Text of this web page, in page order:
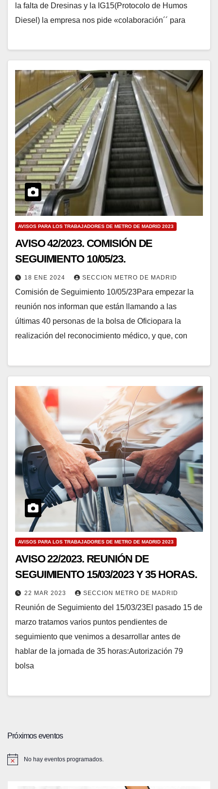
la falta de Dresinas y la IG15(Protocolo de Humos
Diesel) la empresa nos pide «colaboración´´ para
AVISOS PARA LOS TRABAJADORES DE METRO DE MADRID 2023
AVISO 42/2023. COMISIÓN DE
SEGUIMIENTO 10/05/23.
18 ENE 2024 SECCION METRO DE MADRID
Comisión de Seguimiento 10/05/23Para empezar la
reunión nos informan que están llamando a las
últimas 40 personas de la bolsa de Oficiopara la
realización del reconocimiento médico, y que, con
AVISOS PARA LOS TRABAJADORES DE METRO DE MADRID 2023
AVISO 22/2023. REUNIÓN DE
SEGUIMIENTO 15/03/2023 Y 35 HORAS.
22 MAR 2023 SECCION METRO DE MADRID
Reunión de Seguimiento del 15/03/23El pasado 15 de
marzo tratamos varios puntos pendientes de
seguimiento que venimos a desarrollar antes de
hablar de la jornada de 35 horas:Autorización 79
bolsa
Próximos eventos
No hay eventos programados.